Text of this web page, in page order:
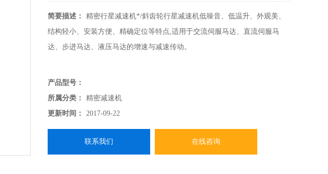
简要描述：
精密行星减速机*/斜齿轮行星减速机低噪音、低温升、外观美、
结构轻小、安装方便、精确定位等特点,适用于交流伺服马达、直流伺服马
达、步进马达、液压马达的增速与减速传动。
产品型号：
所属分类：
精密减速机
更新时间：
2017-09-22
联系我们 在线咨询